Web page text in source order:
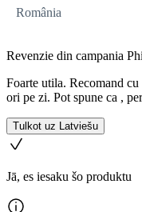
România
Revenzie din campania
Foarte utila. Recomand
ori pe zi. Pot spune ca ,
Tulkot uz Latviešu
Jā, es iesaku šo produktu